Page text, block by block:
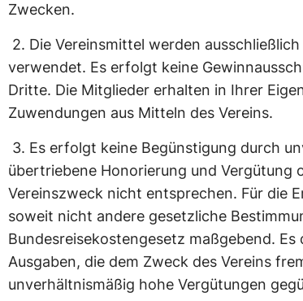
Zwecken.
2. Die Vereinsmittel werden
verwendet. Es erfolgt keine
Dritte. Die Mitglieder erhalten in Ihrer
Zuwendungen aus Mitteln des Vereins.
3. Es erfolgt keine Begünstigung durch
übertriebene Honorierung und Vergütung
Vereinszweck nicht entsprechen. Für die
soweit nicht andere gesetzliche
Bundesreisekostengesetz maßgebend.
Ausgaben, die dem Zweck des Vereins
unverhältnismäßig hohe Vergütungen